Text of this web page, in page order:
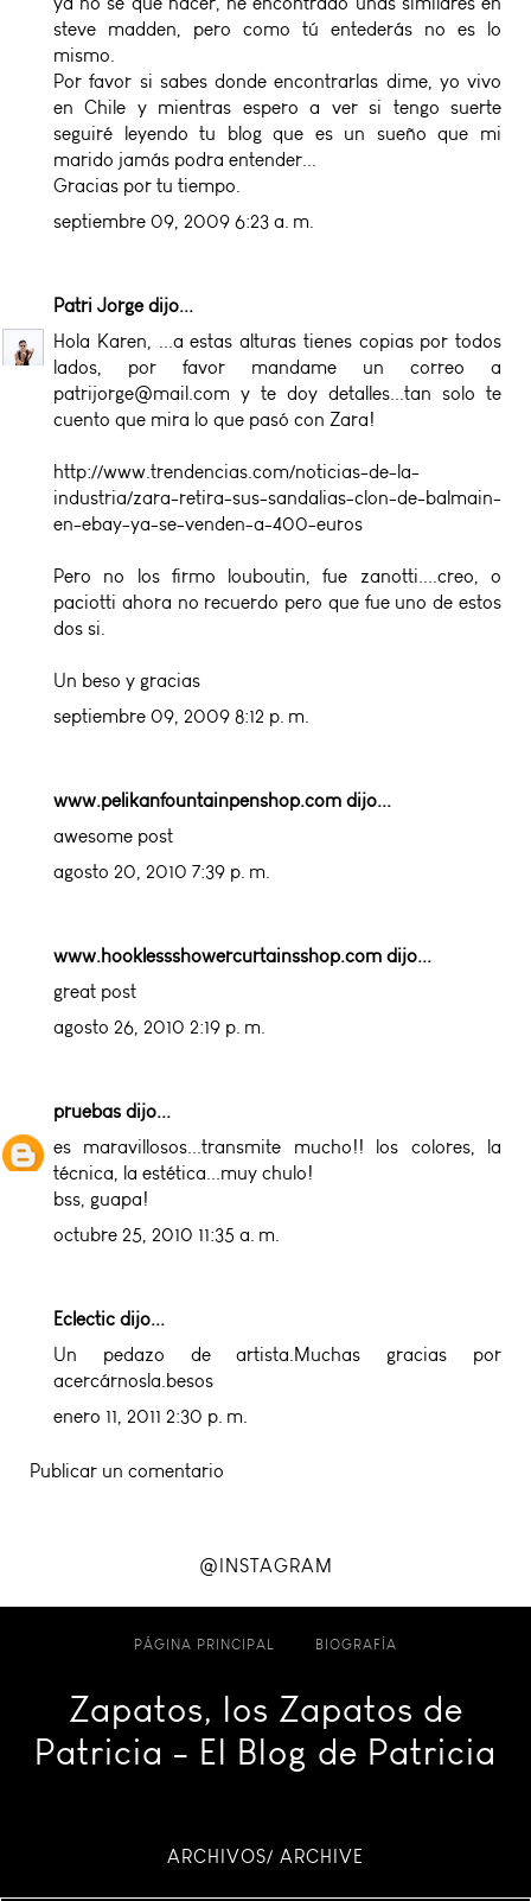
steve madden, pero como tú entederás no es lo
mismo.
Por favor si sabes donde encontrarlas dime, yo vivo
en Chile y mientras espero a ver si tengo suerte
seguiré leyendo tu blog que es un sueño que mi
marido jamás podra entender...
Gracias por tu tiempo.
septiembre 09, 2009 6:23 a. m.
Patri Jorgedijo...
Hola Karen, ...a estas alturas tienes copias por todos
lados, por favor mandame un correo a
patrijorge@mail.com y te doy detalles...tan solo te
cuento que mira lo que pasó con Zara!
http://www.trendencias.com/noticias-de-la-
industria/zara-retira-sus-sandalias-clon-de-balmain-
en-ebay-ya-se-venden-a-400-euros
Pero no los firmo louboutin, fue zanotti....creo, o
paciotti ahora no recuerdo pero que fue uno de estos
dos si.
Un beso y gracias
septiembre 09, 2009 8:12 p. m.
www.pelikanfountainpenshop.com dijo...
awesome post
agosto 20, 2010 7:39 p. m.
www.hooklessshowercurtainsshop.com dijo...
great post
agosto 26, 2010 2:19 p. m.
pruebas dijo...
es maravillosos...transmite mucho!! los colores, la
técnica, la estética...muy chulo!
bss, guapa!
octubre 25, 2010 11:35 a. m.
Eclectic dijo...
Un pedazo de artista.Muchas gracias por
acercárnosla.besos
enero 11, 2011 2:30 p. m.
Publicar un comentario
@INSTAGRAM
PÁGINA PRINCIPAL BIOGRAFÍA
Zapatos, los Zapatos de
Patricia - El Blog de Patricia
ARCHIVOS/ ARCHIVE